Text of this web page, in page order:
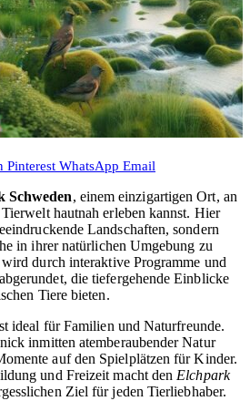
Pinterest WhatsApp Email
Schweden, einem einzigartigen Ort, an
hautnah erleben kannst. Hier
Landschaften, sondern
in ihrer natürlichen Umgebung zu
durch interaktive Programme und
die tiefergehende Einblicke
Tiere bieten.
ideal für Familien und Naturfreunde.
inmitten atemberaubender Natur
auf den Spielplätzen für Kinder.
und Freizeit macht den Elchpark
Ziel für jeden Tierliebhaber.